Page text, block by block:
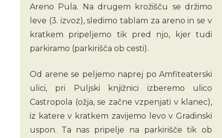
Areno Pula. Na drugem krožišču se držimo
leve (3. izvoz), sledimo tablam za areno in se v
kratkem pripeljemo tik pred njo, kjer tudi
parkiramo (parkirišča ob cesti).
Od arene se peljemo naprej po Amfiteaterski
ulici, pri Puljski knjižnici izberemo ulico
Castropola (ožja, se začne vzpenjati v klanec),
iz katere v kratkem zavijemo levo v Gradinski
uspon. Ta nas pripelje na parkirišče tik ob